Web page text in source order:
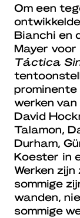
Om een
Bianchi en
Mayer
Táctica
prominente
werken
David
Talamon,
Durham,
Koester in
Werken
sommige
wanden,
sommige